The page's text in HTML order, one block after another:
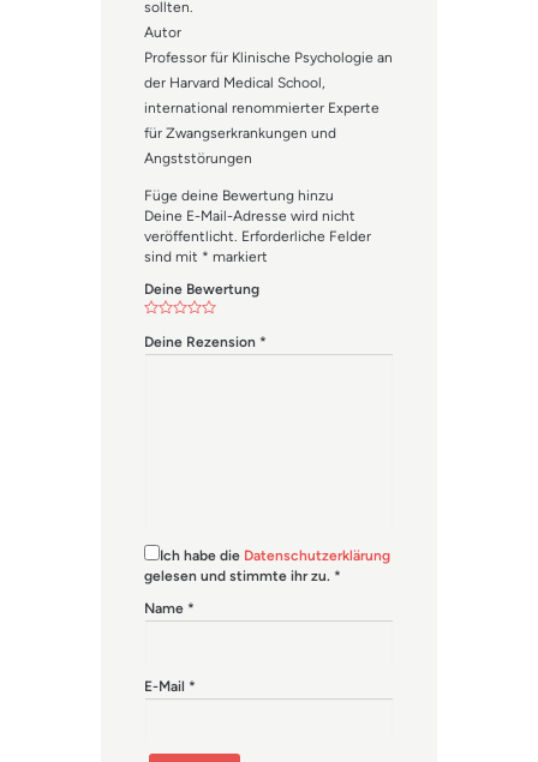
sollten.
Autor
Professor für Klinische Psychologie an
der Harvard Medical School,
international renommierter Experte
für Zwangserkrankungen und
Angststörungen
Füge deine Bewertung hinzu
Deine E-Mail-Adresse wird nicht
veröffentlicht. Erforderliche Felder
sind mit * markiert
Deine Bewertung
Deine Rezension *
Ich habe die Datenschutzerklärung
gelesen und stimmte ihr zu. *
Name *
E-Mail *